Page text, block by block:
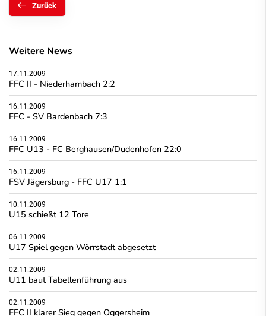
Zurück
Weitere News
17.11.2009
FFC II - Niederhambach 2:2
16.11.2009
FFC - SV Bardenbach 7:3
16.11.2009
FFC U13 - FC Berghausen/Dudenhofen 22:0
16.11.2009
FSV Jägersburg - FFC U17 1:1
10.11.2009
U15 schießt 12 Tore
06.11.2009
U17 Spiel gegen Wörrstadt abgesetzt
02.11.2009
U11 baut Tabellenführung aus
02.11.2009
FFC II klarer Sieg gegen Oggersheim